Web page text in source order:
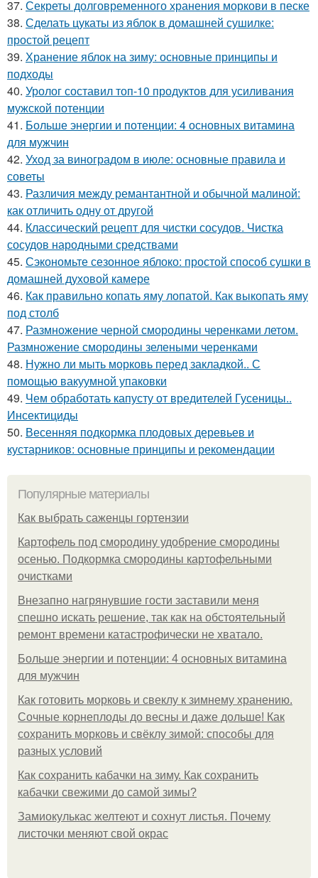
37. Секреты долговременного хранения моркови в песке
38. Сделать цукаты из яблок в домашней сушилке:
простой рецепт
39. Хранение яблок на зиму: основные принципы и
подходы
40. Уролог составил топ-10 продуктов для усиливания
мужской потенции
41. Больше энергии и потенции: 4 основных витамина
для мужчин
42. Уход за виноградом в июле: основные правила и
советы
43. Различия между ремантантной и обычной малиной:
как отличить одну от другой
44. Классический рецепт для чистки сосудов. Чистка
сосудов народными средствами
45. Сэкономьте сезонное яблоко: простой способ сушки в
домашней духовой камере
46. Как правильно копать яму лопатой. Как выкопать яму
под столб
47. Размножение черной смородины черенками летом.
Размножение смородины зелеными черенками
48. Нужно ли мыть морковь перед закладкой.. С
помощью вакуумной упаковки
49. Чем обработать капусту от вредителей Гусеницы..
Инсектициды
50. Весенняя подкормка плодовых деревьев и
кустарников: основные принципы и рекомендации
Популярные материалы
Как выбрать саженцы гортензии
Картофель под смородину удобрение смородины
осенью. Подкормка смородины картофельными
очистками
Внезапно нагрянувшие гости заставили меня
спешно искать решение, так как на обстоятельный
ремонт времени катастрофически не хватало.
Больше энергии и потенции: 4 основных витамина
для мужчин
Как готовить морковь и свеклу к зимнему хранению.
Сочные корнеплоды до весны и даже дольше! Как
сохранить морковь и свёклу зимой: способы для
разных условий
Как сохранить кабачки на зиму. Как сохранить
кабачки свежими до самой зимы?
Замиокулькас желтеют и сохнут листья. Почему
листочки меняют свой окрас